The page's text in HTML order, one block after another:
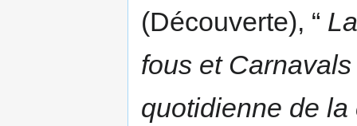
(Découverte), “
fous et
quotidienne de